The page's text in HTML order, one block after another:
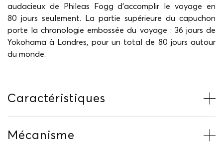
audacieux de Phileas Fogg d'accomplir le voyage en
80 jours seulement. La partie supérieure du capuchon
porte la chronologie embossée du voyage : 36 jours de
Yokohama à Londres, pour un total de 80 jours autour
du monde.
Caractéristiques
Mécanisme